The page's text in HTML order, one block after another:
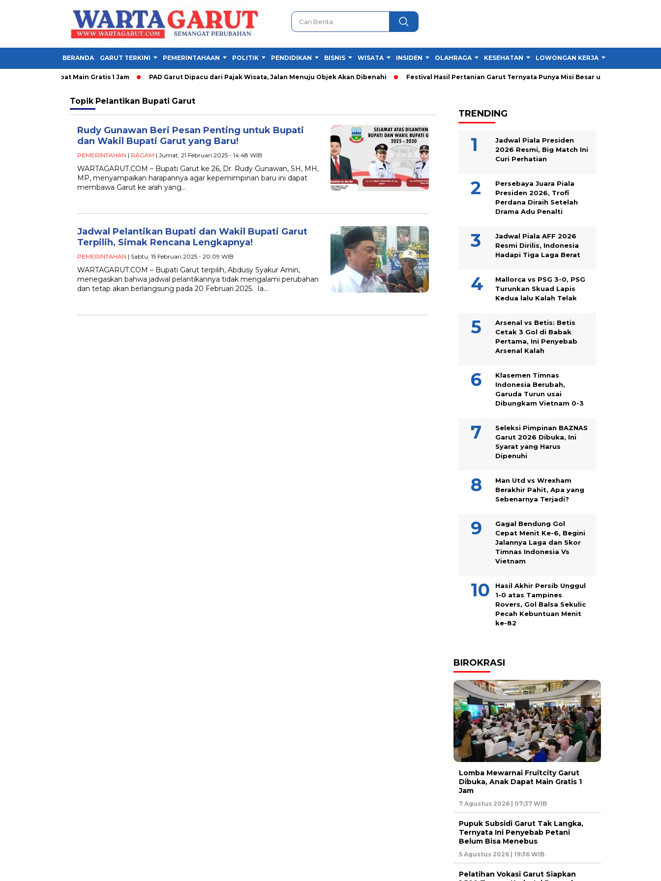
BERANDA GARUT TERKINI PEMERINTAHAAN POLITIK PENDIDIKAN BISNIS WISATA INSIDEN OLAHRAGA KESEHATAN LOWONGAN KERJA
Anak Dapat Main Gratis 1 Jam PAD Garut Dipacu dari Pajak Wisata, Jalan Menuju Objek Akan Dibenahi Festival Hasil Pertanian Garut Ternyata Punya Misi Besar untuk Petani
Topik Pelantikan Bupati Garut
Rudy Gunawan Beri Pesan Penting untuk Bupati
dan Wakil Bupati Garut yang Baru!
PEMERINTAHAN | RAGAM | Jumat, 21 Februari 2025 - 14:48 WIB
WARTAGARUT.COM – Bupati Garut ke 26, Dr. Rudy Gunawan, SH, MH,
MP, menyampaikan harapannya agar kepemimpinan baru ini dapat
membawa Garut ke arah yang…
Jadwal Pelantikan Bupati dan Wakil Bupati Garut
Terpilih, Simak Rencana Lengkapnya!
PEMERINTAHAN | Sabtu, 15 Februari 2025 - 20:09 WIB
WARTAGARUT.COM – Bupati Garut terpilih, Abdusy Syakur Amin,
menegaskan bahwa jadwal pelantikannya tidak mengalami perubahan
dan tetap akan berlangsung pada 20 Februari 2025. Ia…
TRENDING
Jadwal Piala Presiden
2026 Resmi, Big Match Ini
Curi Perhatian
Persebaya Juara Piala
Presiden 2026, Trofi
Perdana Diraih Setelah
Drama Adu Penalti
Jadwal Piala AFF 2026
Resmi Dirilis, Indonesia
Hadapi Tiga Laga Berat
Mallorca vs PSG 3-0, PSG
Turunkan Skuad Lapis
Kedua lalu Kalah Telak
Arsenal vs Betis: Betis
Cetak 3 Gol di Babak
Pertama, Ini Penyebab
Arsenal Kalah
Klasemen Timnas
Indonesia Berubah,
Garuda Turun usai
Dibungkam Vietnam 0-3
Seleksi Pimpinan BAZNAS
Garut 2026 Dibuka, Ini
Syarat yang Harus
Dipenuhi
Man Utd vs Wrexham
Berakhir Pahit, Apa yang
Sebenarnya Terjadi?
Gagal Bendung Gol
Cepat Menit Ke-6, Begini
Jalannya Laga dan Skor
Timnas Indonesia Vs
Vietnam
Hasil Akhir Persib Unggul
1-0 atas Tampines
Rovers, Gol Balsa Sekulic
Pecah Kebuntuan Menit
ke-82
BIROKRASI
Lomba Mewarnai Fruitcity Garut
Dibuka, Anak Dapat Main Gratis 1
Jam
7 Agustus 2026 | 07:37 WIB
Pupuk Subsidi Garut Tak Langka,
Ternyata Ini Penyebab Petani
Belum Bisa Menebus
5 Agustus 2026 | 19:36 WIB
Pelatihan Vokasi Garut Siapkan